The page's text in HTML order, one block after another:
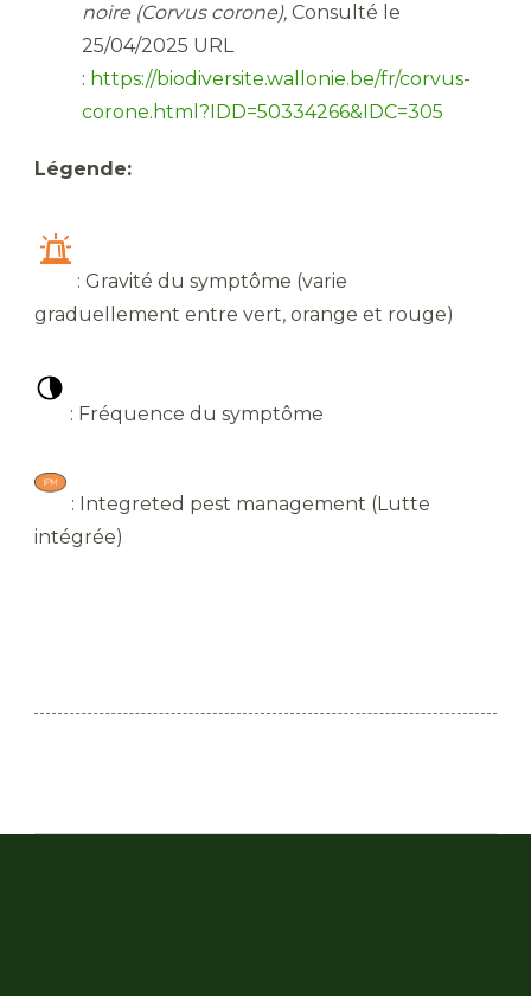
noire (Corvus corone), Consulté le
25/04/2025 URL
: https://biodiversite.wallonie.be/fr/corvus-
corone.html?IDD=50334266&IDC=305
Légende:
: Gravité du symptôme (varie
graduellement entre vert, orange et rouge)
: Fréquence du symptôme
: Integreted pest management (Lutte
intégrée)